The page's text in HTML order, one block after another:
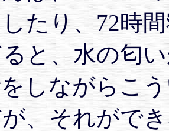
たり、72時
と、水の匂
をしながらこ
、それがで